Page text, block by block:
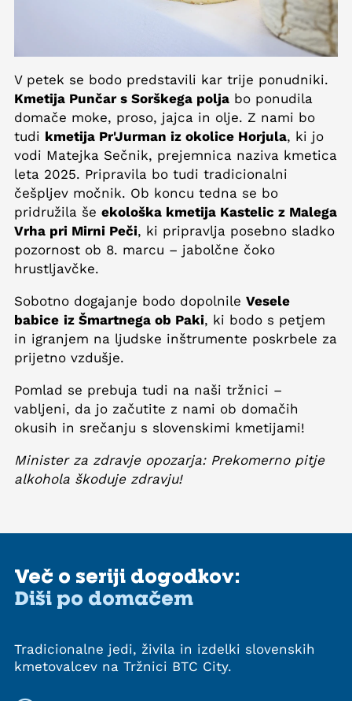
V petek se bodo predstavili kar trije ponudniki.
Kmetija Punčar s Sorškega polja bo ponudila
domače moke, proso, jajca in olje. Z nami bo
tudi kmetija Pr'Jurman iz okolice Horjula, ki jo
vodi Matejka Sečnik, prejemnica naziva kmetica
leta 2025. Pripravila bo tudi tradicionalni
češpljev močnik. Ob koncu tedna se bo
pridružila še ekološka kmetija Kastelic z Malega
Vrha pri Mirni Peči, ki pripravlja posebno sladko
pozornost ob 8. marcu – jabolčne čoko
hrustljavčke.
Sobotno dogajanje bodo dopolnile Vesele
babice iz Šmartnega ob Paki, ki bodo s petjem
in igranjem na ljudske inštrumente poskrbele za
prijetno vzdušje.
Pomlad se prebuja tudi na naši tržnici –
vabljeni, da jo začutite z nami ob domačih
okusih in srečanju s slovenskimi kmetijami!
Minister za zdravje opozarja: Prekomerno pitje
alkohola škoduje zdravju!
Več o seriji dogodkov:
Diši po domačem
Tradicionalne jedi, živila in izdelki slovenskih
kmetovalcev na Tržnici BTC City.